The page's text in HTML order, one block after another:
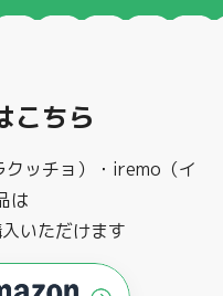
こちら
クッチョ）・iremo（イ
は
いただけます